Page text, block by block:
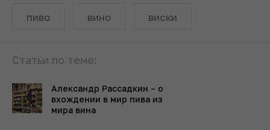
пиво вино виски
Статьи по теме:
Александр Рассадкин – о
вхождении в мир пива из
мира вина